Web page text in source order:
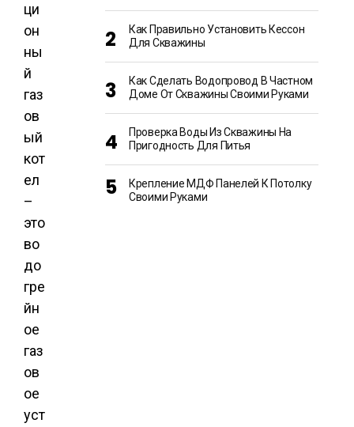
ци
он
ны
й
газ
ов
ый
кот
ел
–
это
во
до
гре
йн
ое
газ
ов
ое
уст
Как Правильно Установить Кессон
Для Скважины
Как Сделать Водопровод В Частном
Доме От Скважины Своими Руками
Проверка Воды Из Скважины На
Пригодность Для Питья
Крепление МДФ Панелей К Потолку
Своими Руками